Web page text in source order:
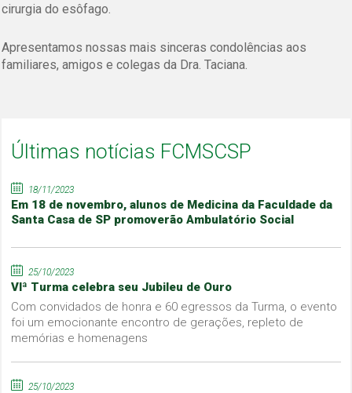
cirurgia do esôfago.
Apresentamos nossas mais sinceras condolências aos
familiares, amigos e colegas da Dra. Taciana.
Últimas notícias FCMSCSP
18/11/2023
Em 18 de novembro, alunos de Medicina da Faculdade da
Santa Casa de SP promoverão Ambulatório Social
25/10/2023
VIª Turma celebra seu Jubileu de Ouro
Com convidados de honra e 60 egressos da Turma, o evento
foi um emocionante encontro de gerações, repleto de
memórias e homenagens
25/10/2023